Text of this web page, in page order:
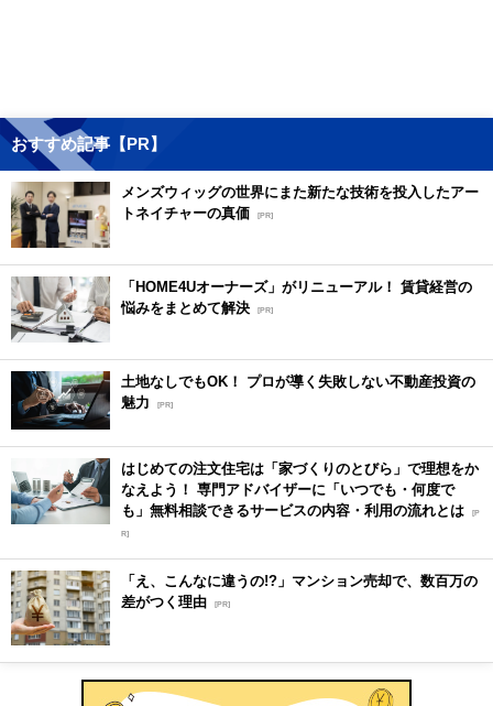
おすすめ記事【PR】
メンズウィッグの世界にまた新たな技術を投入したアー
トネイチャーの真価
[PR]
「HOME4Uオーナーズ」がリニューアル！ 賃貸経営の
悩みをまとめて解決 [PR]
土地なしでもOK！ プロが導く失敗しない不動産投資の
魅力
[PR]
はじめての注文住宅は「家づくりのとびら」で理想をか
なえよう！ 専門アドバイザーに「いつでも・何度で
も」無料相談できるサービスの内容・利用の流れとは [P
R]
「え、こんなに違うの!?」マンション売却で、数百万の
差がつく理由 [PR]